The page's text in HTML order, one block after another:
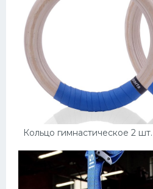
Кольцо гимнастическое 2